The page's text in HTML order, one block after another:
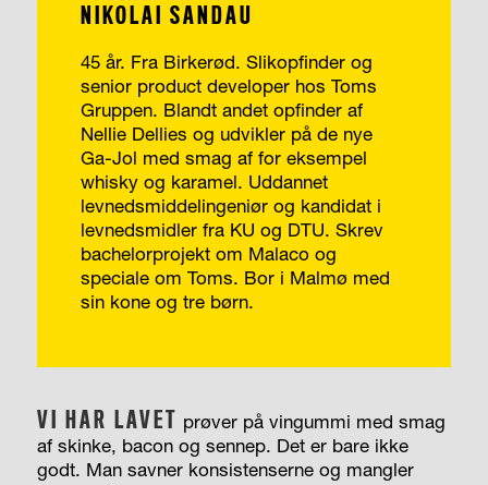
NIKOLAI SANDAU
45 år. Fra Birkerød. Slikopfinder og
senior product developer hos Toms
Gruppen. Blandt andet opfinder af
Nellie Dellies og udvikler på de nye
Ga-Jol med smag af for eksempel
whisky og karamel. Uddannet
levnedsmiddel­ingeniør og kandidat i
levnedsmidler fra KU og DTU. Skrev
bachelorprojekt om Malaco og
speciale om Toms. Bor i Malmø med
sin kone og tre børn.
VI HAR LAVET prøver på vingummi med smag
af skinke, bacon og sennep. Det er bare ikke
godt. Man savner konsistenserne og mangler